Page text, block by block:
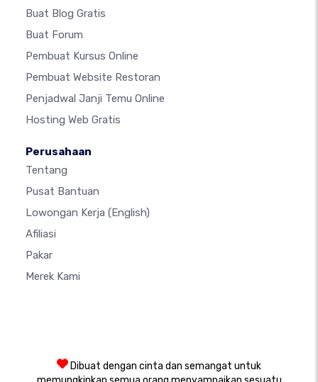
Buat Blog Gratis
Buat Forum
Pembuat Kursus Online
Pembuat Website Restoran
Penjadwal Janji Temu Online
Hosting Web Gratis
Perusahaan
Tentang
Pusat Bantuan
Lowongan Kerja (English)
Afiliasi
Pakar
Merek Kami
Dibuat dengan cinta dan semangat untuk